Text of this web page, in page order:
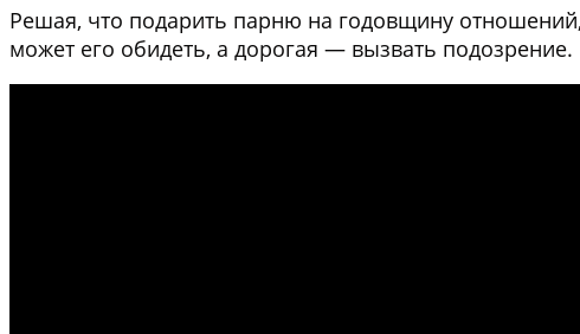
Решая, что подарить парню на годовщину
может его обидеть, а дорогая — вызвать подозрение.